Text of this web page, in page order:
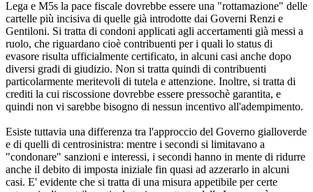
Lega e M5s la pace fiscale dovrebbe essere una "rottamazione" delle
cartelle più incisiva di quelle già introdotte dai Governi Renzi e
Gentiloni. Si tratta di condoni applicati agli accertamenti già messi a
ruolo, che riguardano cioè contribuenti per i quali lo status di
evasore risulta ufficialmente certificato, in alcuni casi anche dopo
diversi gradi di giudizio. Non si tratta quindi di contribuenti
particolarmente meritevoli di tutela e attenzione. Inoltre, si tratta di
crediti la cui riscossione dovrebbe essere pressochè garantita, e
quindi non vi sarebbe bisogno di nessun incentivo all'adempimento.
Esiste tuttavia una differenza tra l'approccio del Governo gialloverde
e di quelli di centrosinistra: mentre i secondi si limitavano a
"condonare" sanzioni e interessi, i secondi hanno in mente di ridurre
anche il debito di imposta iniziale fin quasi ad azzerarlo in alcuni
casi. E' evidente che si tratta di una misura appetibile per certe